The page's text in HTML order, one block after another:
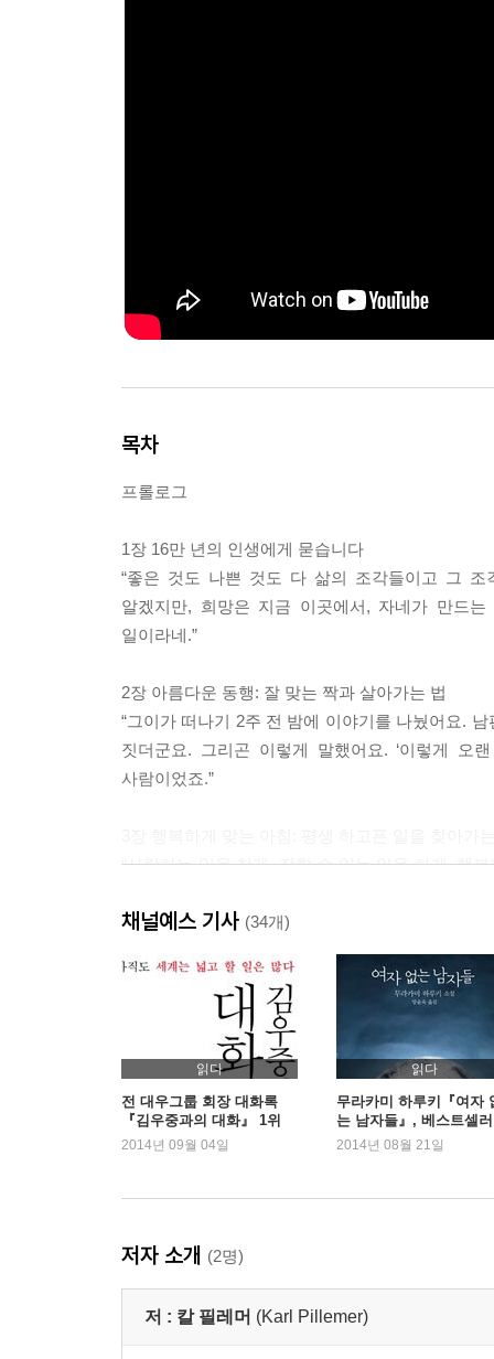
목차
프롤로그
1장 16만 년의 인생에게 묻습니다
“좋은 것도 나쁜 것도 다 삶의 조각들이고 그
알겠지만, 희망은 지금 이곳에서, 자네가 만드
일이라네.”
2장 아름다운 동행: 잘 맞는 짝과 살아가는 법
“그이가 떠나기 2주 전 밤에 이야기를 나눴어요.
짓더군요. 그리곤 이렇게 말했어요. ‘이렇게
사람이었죠.”
“사랑하는 일을 찾게. 잘할 수 있는 일을 하게. 행
거지.”
4장 등을 보고 자라는 아이: 건강한 아이로 키우는
“아이들은 나를 성숙하게 하고, 도전하게 하고,
예측할 수 없지. 아이들 없는 내 삶은 상상도 할
되지 않겠나!”
5장 하강의 미학: 지는 해를 즐기는 법
“누구나 하나의 길에 서 있게 된다네. 그 길에서
6장 후회 없는 삶: ‘그랬어야 했는데’에서 벗어나는
“정직은 우리 삶을 이끌어줄 단 하나의 귀중한
가족에게도 정직하겠지. 주변 사람들에게 정직하
채널예스 기사 (34개)
읽다
전 대우그룹 회장 대화록
『김우중과의 대화』 1위
2014년 09월 04일
읽다
무라카미 하루키『여자
는 남자들』, 베스트셀
입
2014년 08월 21일
저자 소개 (2명)
저 : 칼 필레머 (Karl Pillemer)